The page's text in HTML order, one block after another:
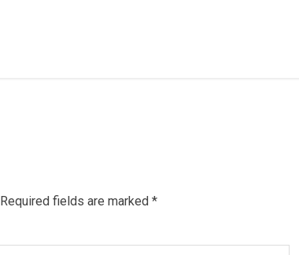
Required fields are marked *